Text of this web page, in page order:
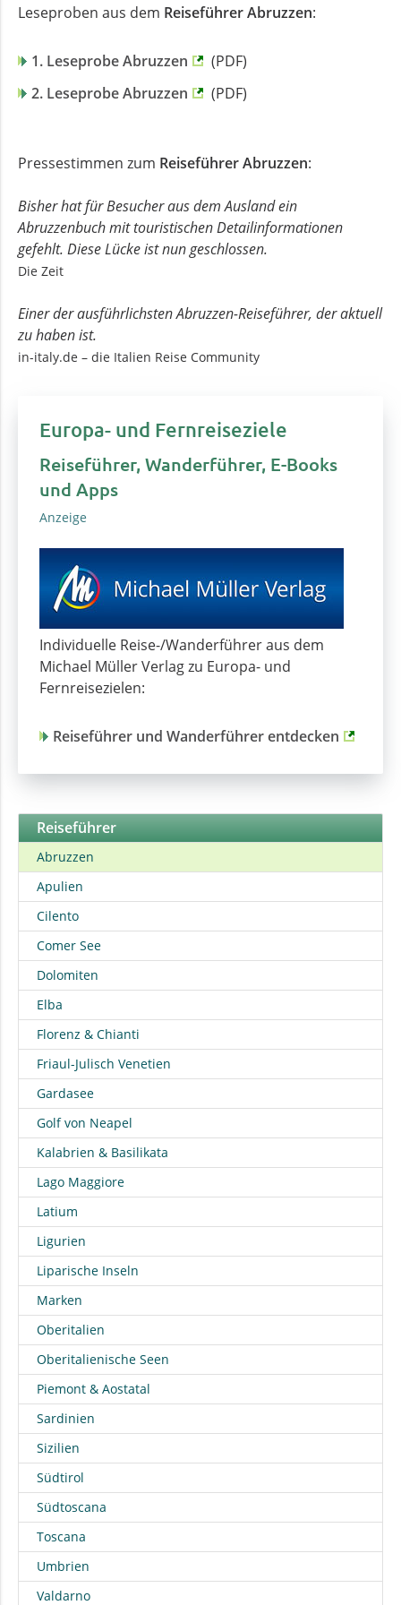
Leseproben aus dem Reiseführer Abruzzen:
1. Leseprobe Abruzzen
(PDF)
2. Leseprobe Abruzzen
(PDF)
Pressestimmen zum Reiseführer Abruzzen:
Bisher hat für Besucher aus dem Ausland ein
Abruzzenbuch mit touristischen Detailinformationen
gefehlt. Diese Lücke ist nun geschlossen.
Die Zeit
Einer der ausführlichsten Abruzzen-Reiseführer, der aktuell
zu haben ist.
in-italy.de – die Italien Reise Community
Europa- und Fernreiseziele
Reiseführer, Wanderführer, E-Books
und Apps
Anzeige
Individuelle Reise-/Wanderführer aus dem
Michael Müller Verlag zu Europa- und
Fernreisezielen:
Reiseführer und Wanderführer entdecken
Reiseführer
Abruzzen
Apulien
Cilento
Comer See
Dolomiten
Elba
Florenz & Chianti
Friaul-Julisch Venetien
Gardasee
Golf von Neapel
Kalabrien & Basilikata
Lago Maggiore
Latium
Ligurien
Liparische Inseln
Marken
Oberitalien
Oberitalienische Seen
Piemont & Aostatal
Sardinien
Sizilien
Südtirol
Südtoscana
Toscana
Umbrien
Valdarno